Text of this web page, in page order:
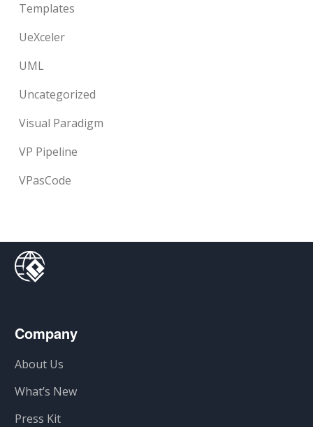
Templates
UeXceler
UML
Uncategorized
Visual Paradigm
VP Pipeline
VPasCode
Company
About Us
What’s New
Press Kit